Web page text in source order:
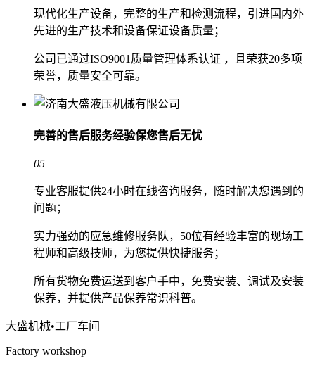
现代化生产设备，完整的生产和检测流程，引进国内外
先进的生产技术和设备保证设备质量；
公司已通过ISO9001质量管理体系认证 ，且荣获20多项
荣誉，质量安全可靠。
完善的售后服务经验保您售后无忧
05
专业客服提供24小时在线咨询服务，随时解决您遇到的
问题；
实力强劲的应急维修服务队，50位有经验丰富的现场工
程师和高级技师，为您提供快捷服务；
所有货物免费运送到客户手中，免费安装、调试及安装
保养，并提供产品保养常识科普。
大盛机械•工厂车间
Factory workshop